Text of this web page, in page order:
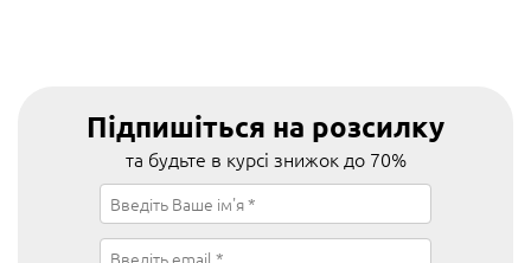
Підпишіться на розсилку
та будьте в курсі знижок до 70%